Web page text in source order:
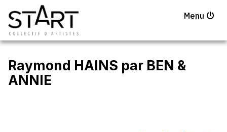
Menu
Raymond HAINS par BEN &
ANNIE